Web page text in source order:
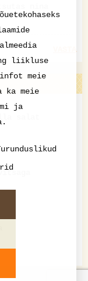
salat
liikluse
meie
ka meie
ja